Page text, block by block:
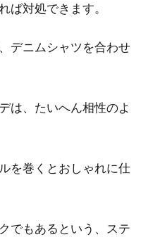
ば対処できます。
デニムシャツを合わせ
は、たいへん相性のよ
を巻くとおしゃれに仕
でもあるという、ステ